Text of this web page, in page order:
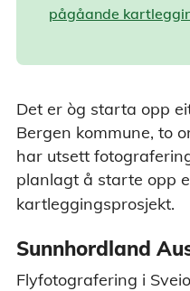
pågåande
Det er òg starta opp
Bergen kommune, to
har utsett
planlagt å starte opp
FKB - FKB (Felles
de mest detaljerte
spleiselag mellom staten,
saksbehandling,
Dataene er tilpasset bruk
kartleggingsprosjekt.
Sunnhordland
Flyfotografering i